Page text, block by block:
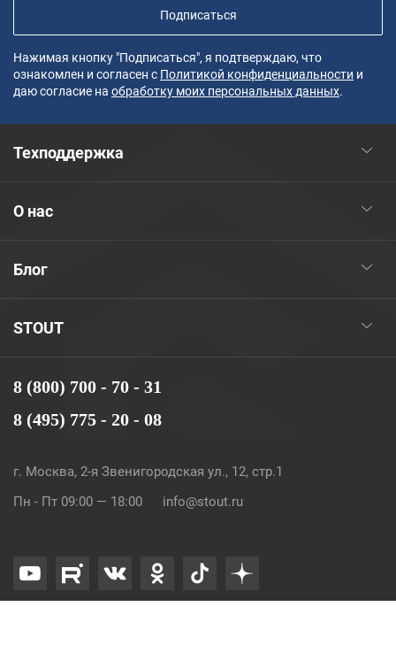
Подписаться
Нажимая кнопку "Подписаться", я подтверждаю, что
ознакомлен и согласен с Политикой конфиденциальности и
даю согласие на обработку моих персональных данных.
8 (800) 700 - 70 - 31
8 (495) 775 - 20 - 08
г. Москва, 2-я Звенигородская ул., 12, стр.1
Пн - Пт 09:00 — 18:00
info@stout.ru
STOUT
Блог
О нас
Техподдержка